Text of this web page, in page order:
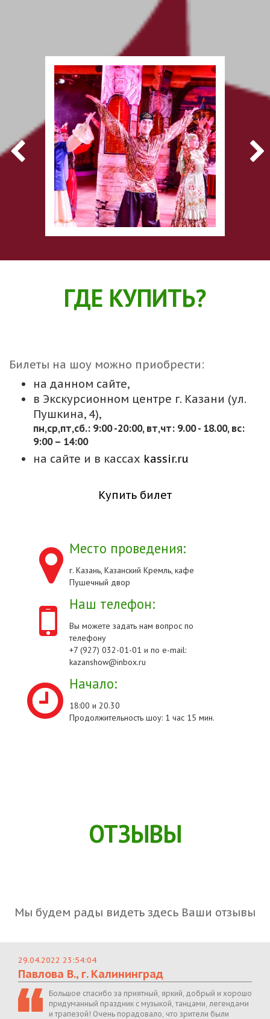
ГДЕ КУПИТЬ?
Билеты на шоу можно приобрести:
на данном сайте,
в Экскурсионном центре г. Казани (ул.
Пушкина, 4),
пн,cр,пт,сб.: 9:00 -20:00, вт,чт: 9.00 - 18.00, вс:
9:00 – 14:00
на сайте и в кассах kassir.ru
Купить билет
Место проведения:
г. Казань, Казанский Кремль, кафе
Пушечный двор
Наш телефон:
Вы можете задать нам вопрос по
телефону
+7 (927) 032-01-01 и по e-mail:
kazanshow@inbox.ru
Начало:
18:00 и 20.30
Продолжительность шоу: 1 час 15 мин.
ОТЗЫВЫ
Мы будем рады видеть здесь Ваши отзывы
29.04.2022 23:54:04
Павлова В., г. Калининград
Большое спасибо за приятный, яркий, добрый и хорошо
придуманный праздник с музыкой, танцами, легендами
и трапезой! Очень порадовало, что зрители были